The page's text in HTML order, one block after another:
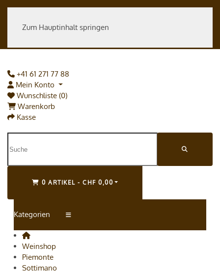
Zum Hauptinhalt springen
+41 61 271 77 88
Mein Konto
Wunschliste (0)
Warenkorb
Kasse
0 ARTIKEL - CHF 0,00
Kategorien
Weinshop
Piemonte
Sottimano